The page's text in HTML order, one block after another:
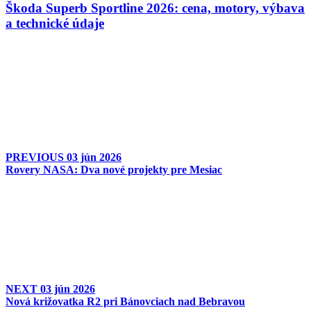
Škoda Superb Sportline 2026: cena, motory, výbava
a technické údaje
PREVIOUS 03 jún 2026
Rovery NASA: Dva nové projekty pre Mesiac
NEXT 03 jún 2026
Nová križovatka R2 pri Bánovciach nad Bebravou